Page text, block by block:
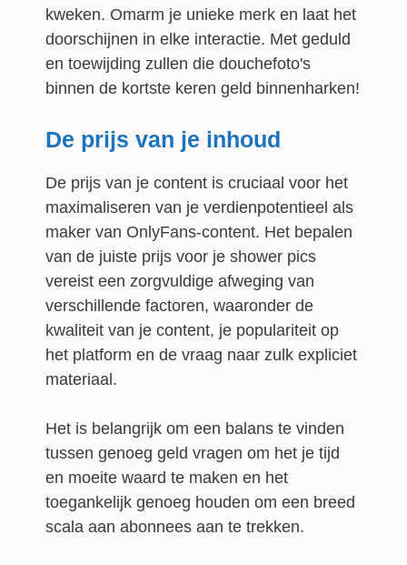
kweken. Omarm je unieke merk en laat het
doorschijnen in elke interactie. Met geduld
en toewijding zullen die douchefoto's
binnen de kortste keren geld binnenharken!
De prijs van je inhoud
De prijs van je content is cruciaal voor het
maximaliseren van je verdienpotentieel als
maker van OnlyFans-content. Het bepalen
van de juiste prijs voor je shower pics
vereist een zorgvuldige afweging van
verschillende factoren, waaronder de
kwaliteit van je content, je populariteit op
het platform en de vraag naar zulk expliciet
materiaal.
Het is belangrijk om een balans te vinden
tussen genoeg geld vragen om het je tijd
en moeite waard te maken en het
toegankelijk genoeg houden om een breed
scala aan abonnees aan te trekken.